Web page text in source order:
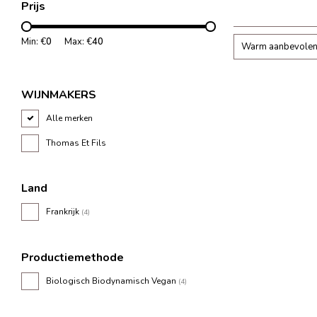
Prijs
Min: €0 Max: €40
WIJNMAKERS
Alle merken
Thomas Et Fils
Land
Frankrijk (4)
Productiemethode
Biologisch Biodynamisch Vegan (4)
lichte levendige
Warm aanbevolen